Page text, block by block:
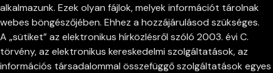
alkalmazunk. Ezek olyan fájlok, melyek információt tárolnak
webes böngészőjében. Ehhez a hozzájárulásod szükséges.
A „sütiket” az elektronikus hírközlésről szóló 2003. évi C.
törvény, az elektronikus kereskedelmi szolgáltatások, az
információs társadalommal összefüggő szolgáltatások egyes